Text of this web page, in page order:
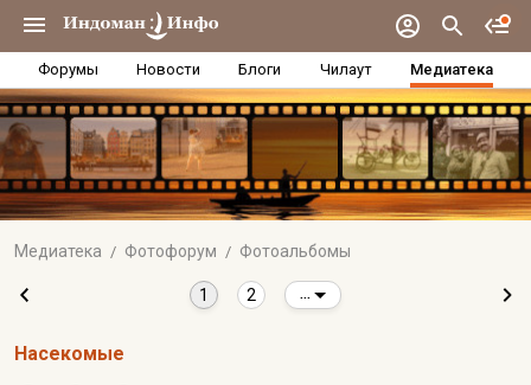
Форумы Новости Блоги Чилаут Медиатека
Медиатека Фотофорум Фотоальбомы
1 2
Насекомые